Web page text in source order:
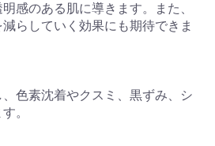
感のある肌に導きます。また、
らしていく効果にも期待できま
色素沈着やクスミ、黒ずみ、シ
。